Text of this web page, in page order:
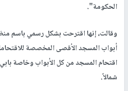
الحكومة".
وقالت، إنها اقترحت بشكل رسمي باسم
أبواب المسجد الأقصى المخصصة
اقتحام المسجد من كل الأبواب وخاصة
شمالاً.